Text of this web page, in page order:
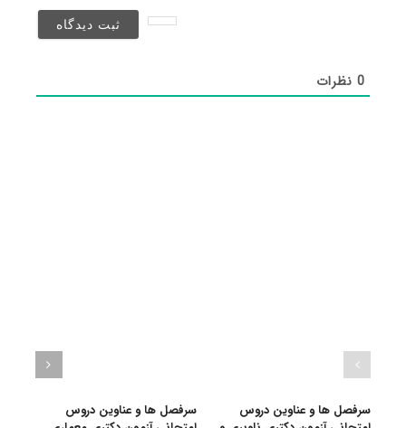
0نظرات
سرفصل ها و عناوین دروس
سرفصل ها و عناوین دروس